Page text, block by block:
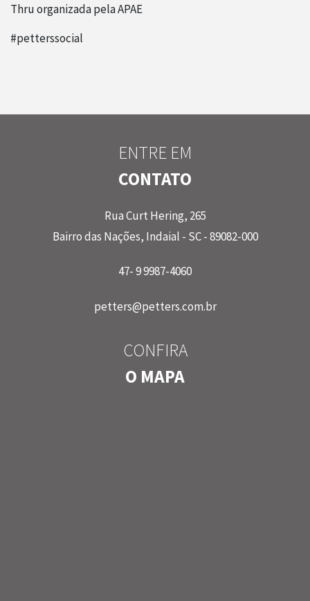
Thru organizada pela APAE
#petterssocial
ENTRE EM
CONTATO
Rua Curt Hering, 265
Bairro das Nações, Indaial - SC - 89082-000
47- 9 9987-4060
petters@petters.com.br
CONFIRA
O MAPA